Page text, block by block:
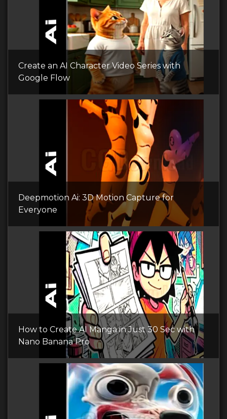
Create an AI Character Video Series with
Google Flow
Deepmotion Ai: 3D Motion Capture for
Everyone
How to Create AI Manga in Just 30 Sec with
Nano Banana Pro